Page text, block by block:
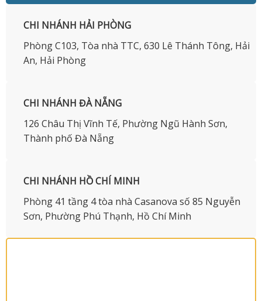
CHI NHÁNH HẢI PHÒNG
Phòng C103, Tòa nhà TTC, 630 Lê Thánh Tông, Hải
An, Hải Phòng
CHI NHÁNH ĐÀ NẴNG
126 Châu Thị Vĩnh Tế, Phường Ngũ Hành Sơn,
Thành phố Đà Nẵng
CHI NHÁNH HỒ CHÍ MINH
Phòng 41 tầng 4 tòa nhà Casanova số 85 Nguyễn
Sơn, Phường Phú Thạnh, Hồ Chí Minh